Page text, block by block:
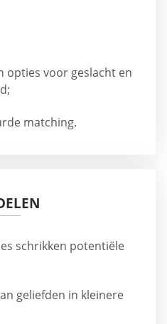
opties voor geslacht en
matching.
schrikken potentiële
geliefden in kleinere